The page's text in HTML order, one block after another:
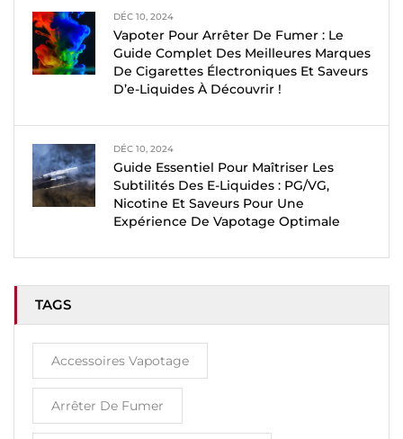
DÉC 10, 2024
Vapoter Pour Arrêter De Fumer : Le
Guide Complet Des Meilleures Marques
De Cigarettes Électroniques Et Saveurs
D’e-Liquides À Découvrir !
DÉC 10, 2024
Guide Essentiel Pour Maîtriser Les
Subtilités Des E-Liquides : PG/VG,
Nicotine Et Saveurs Pour Une
Expérience De Vapotage Optimale
TAGS
Accessoires Vapotage
Arrêter De Fumer